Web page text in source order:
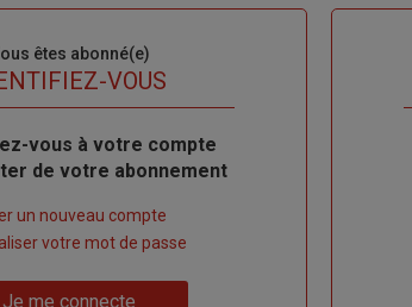
êtes abonné(e)
VOUS
vous à votre compte
de votre abonnement
un nouveau compte
votre mot de passe
Je me connecte